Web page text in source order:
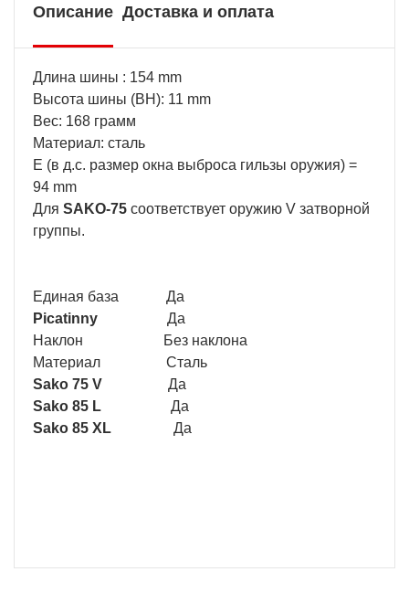
Описание Доставка и оплата
Длина шины : 154 mm
Высота шины (BH): 11 mm
Вес: 168 грамм
Материал: сталь
E (в д.с. размер окна выброса гильзы оружия) =
94 mm
Для SAKO-75 соответствует оружию V затворной
группы.
Единая база Да
Picatinny Да
Наклон Без наклона
Материал Сталь
Sako 75 V Да
Sako 85 L Да
Sako 85 XL
Да